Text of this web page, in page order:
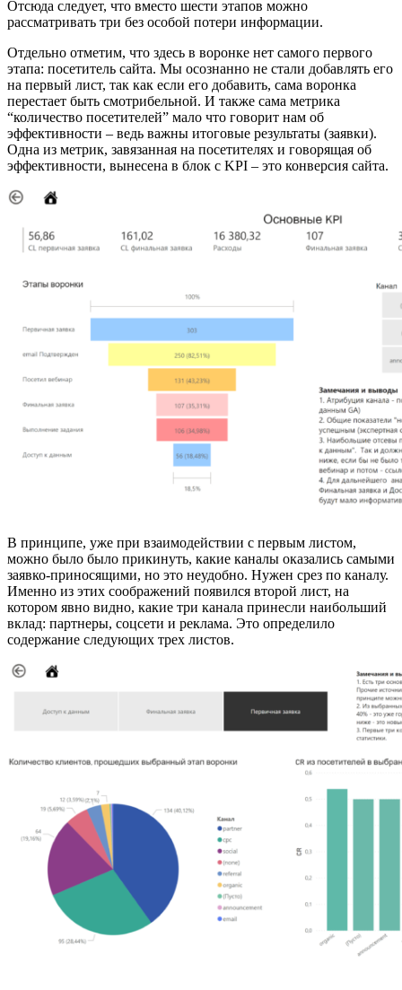
Отсюда следует, что вместо шести этапов можно
рассматривать три без особой потери информации.
Отдельно отметим, что здесь в воронке нет самого первого
этапа: посетитель сайта. Мы осознанно не стали добавлять его
на первый лист, так как если его добавить, сама воронка
перестает быть смотрибельной. И также сама метрика
“количество посетителей” мало что говорит нам об
эффективности – ведь важны итоговые результаты (заявки).
Одна из метрик, завязанная на посетителях и говорящая об
эффективности, вынесена в блок с KPI – это конверсия сайта.
В принципе, уже при взаимодействии с первым листом,
можно было было прикинуть, какие каналы оказались самыми
заявко-приносящими, но это неудобно. Нужен срез по каналу.
Именно из этих соображений появился второй лист, на
котором явно видно, какие три канала принесли наибольший
вклад: партнеры, соцсети и реклама. Это определило
содержание следующих трех листов.